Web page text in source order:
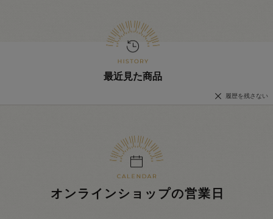
最近見た商品
履歴を残さない
オンラインショップの営業日